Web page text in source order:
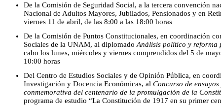
De la Comisión de Seguridad Social, a la tercera convención
Nacional de Adultos Mayores, Jubilados, Pensionados y en
viernes 11 de abril, de las 8:00 a las 18:00 horas
De la Comisión de Puntos Constitucionales, en coordinación
Sociales de la UNAM, al diplomado Análisis político y
cabo los lunes, miércoles y viernes comprendidos del 5 de
10:00 horas
Del Centro de Estudios Sociales y de Opinión Pública, en
Investigación y Docencia Económicas, al Concurso de
conmemorativa del centenario de la promulgación de la
programa de estudio “La Constitución de 1917 en su primer